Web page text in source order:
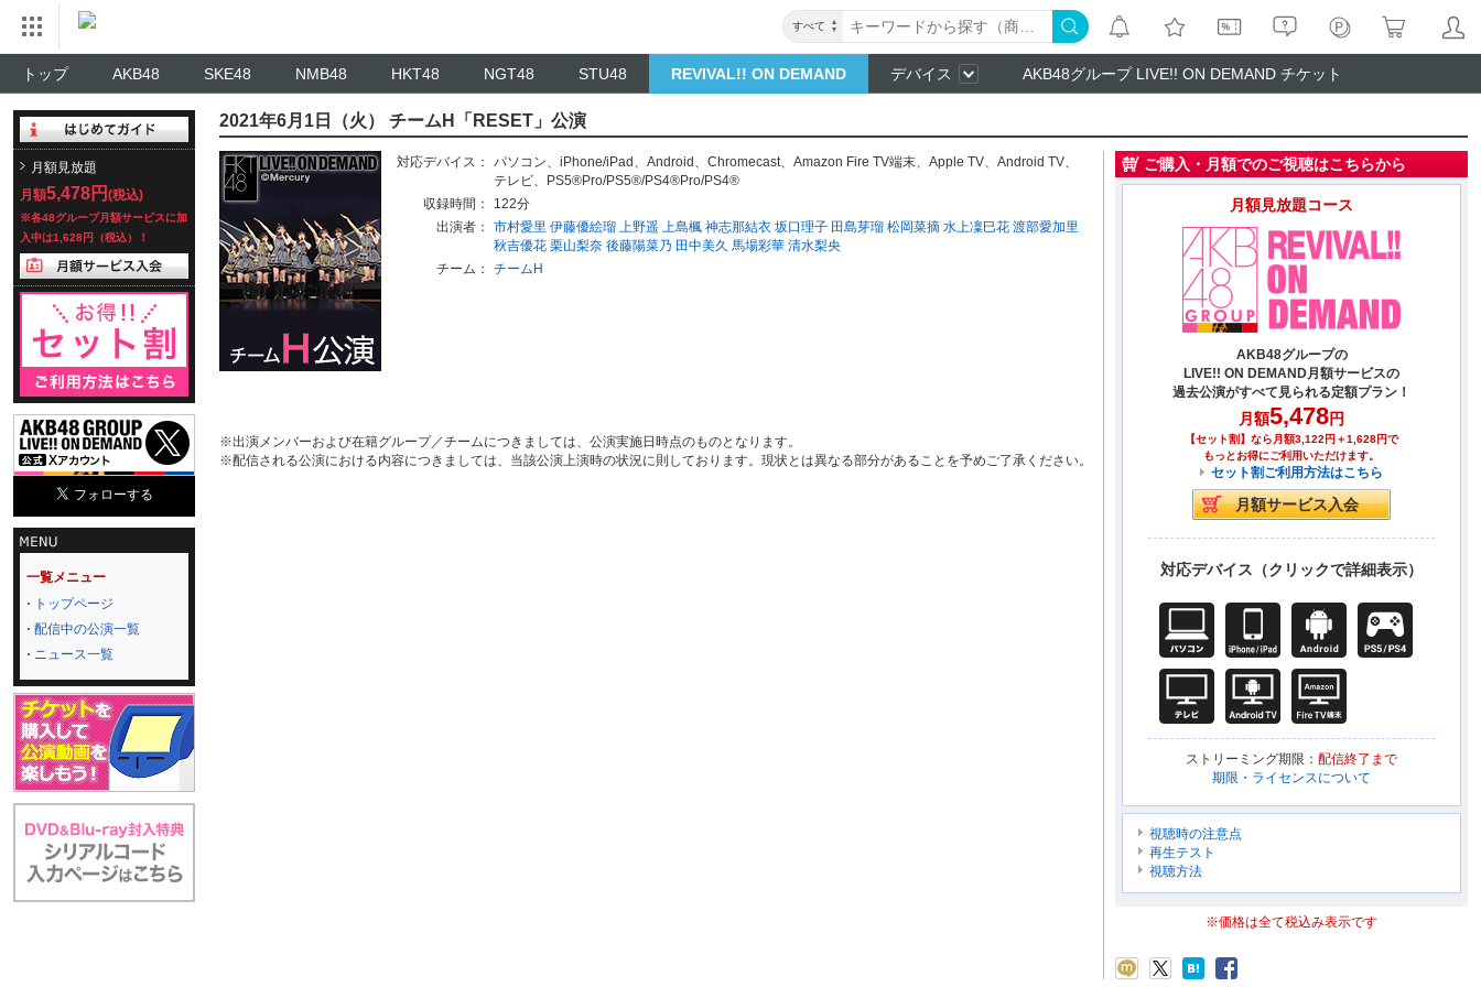
すべて
トップ AKB48 SKE48 NMB48 HKT48 NGT48 STU48 REVIVAL!! ON DEMAND デバイス AKB48グループ LIVE!! ON DEMAND チケット
月額見放題
月額5,478円 (税込)
※各48グループ月額サービスに加
入中は1,628円（税込）！
一覧メニュー
トップページ
配信中の公演一覧
ニュース一覧
2021年6月1日（火） チームH「RESET」公演
対応デバイス： パソコン、 iPhone/iPad 、 Android 、 Chromecast、 Amazon Fire TV端末、 Apple TV、 Android TV、
テレビ、
PS5®Pro/PS5®/PS4®Pro/PS4®
収録時間：
122分
出演者：
市村愛里 伊藤優絵瑠 上野遥 上島楓 神志那結衣 坂口理子 田島芽瑠 松岡菜摘 水上凜巳花 渡部愛加里
秋吉優花 栗山梨奈 後藤陽菜乃 田中美久 馬場彩華 清水梨央
チーム：
チームH
※出演メンバーおよび在籍グループ／チームにつきましては、公演実施日時点のものとなります。
※配信される公演における内容につきましては、当該公演上演時の状況に則しております。現状とは異なる部分があることを予めご了承ください。
ご購入・月額でのご視聴はこちらから
月額見放題コース
AKB48グループの
LIVE!! ON DEMAND月額サービスの
過去公演がすべて見られる定額プラン！
月額5,478円
【セット割】なら月額3,122円＋1,628円で
もっとお得にご利用いただけます。
セット割ご利用方法はこちら
対応デバイス（クリックで詳細表示）
ストリーミング期限： 配信終了まで
期限・ライセンスについて
視聴時の注意点
再生テスト
視聴方法
※価格は全て税込み表示です